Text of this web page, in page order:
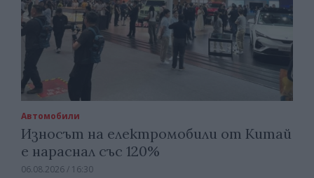
Автомобили
Износът на електромобили от Китай
е нараснал със 120%
06.08.2026 / 16:30